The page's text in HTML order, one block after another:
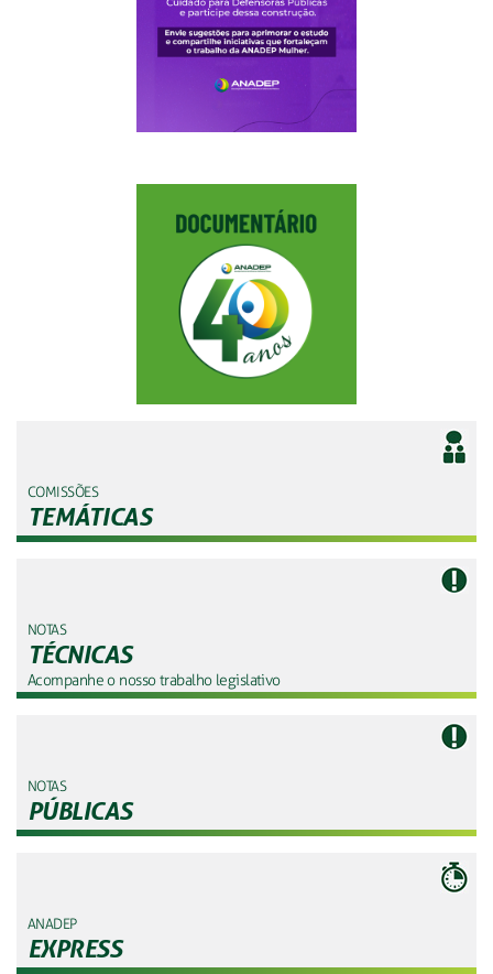
COMISSÕES
TEMÁTICAS
NOTAS
TÉCNICAS
Acompanhe o nosso trabalho legislativo
NOTAS
PÚBLICAS
ANADEP
EXPRESS